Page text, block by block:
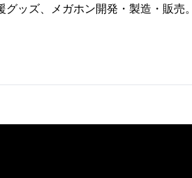
、メガホン開発・製造・販売。